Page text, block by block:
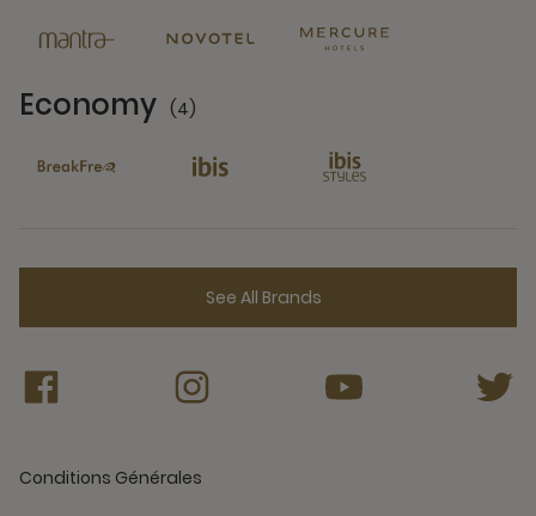
Economy (4)
See All Brands
Conditions Générales